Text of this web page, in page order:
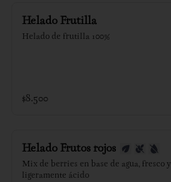
Helado Frutilla
Helado de frutilla 100%
$8.500
Helado Frutos rojos
Mix de berries en base de agua, fresco y
ligeramente ácido